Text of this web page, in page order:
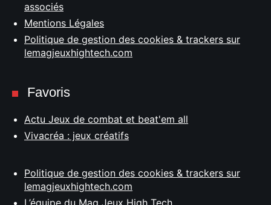
associés
Mentions Légales
Politique de gestion des cookies & trackers sur
lemagjeuxhightech.com
Favoris
Actu Jeux de combat et beat'em all
Vivacréa : jeux créatifs
Politique de gestion des cookies & trackers sur
lemagjeuxhightech.com
L’équipe du Mag Jeux High Tech